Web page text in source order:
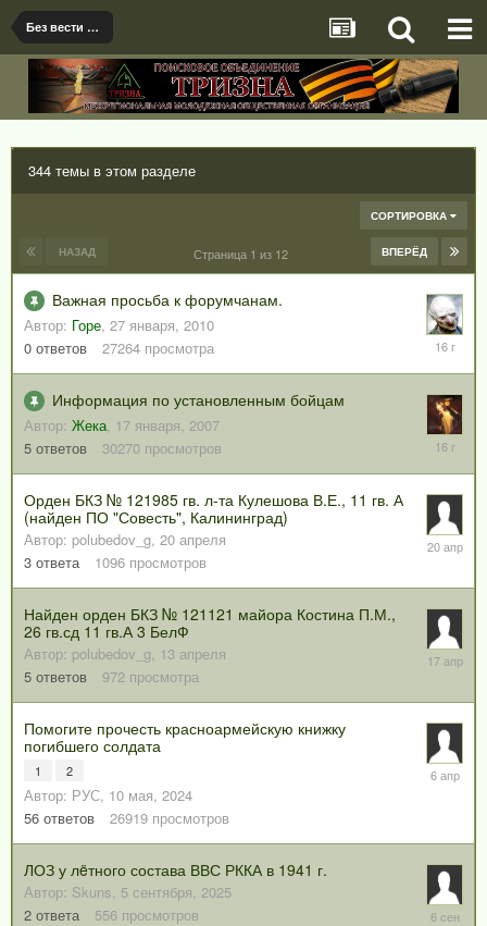
Без вести пропавшие и погибшие солдаты и офицеры Советской армии
344 темы в этом разделе
СОРТИРОВКА
НАЗАД ВПЕРЁД
Страница 1 из 12
Важная просьба к форумчанам.
Автор: Горе, 27 января, 2010
0 ответов 27264 просмотра
27
2010
Информация по установленным бойцам
Автор: Жека, 17 января, 2007
5 ответов 30270 просмотров
2009
Орден БКЗ № 121985 гв. л-та Кулешова В.Е., 11 гв. А
(найден ПО "Совесть", Калининград)
Автор: polubedov_g, 20 апреля
3 ответа 1096 просмотров
20
апреля
Найден орден БКЗ № 121121 майора Костина П.М.,
26 гв.сд 11 гв.А 3 БелФ
Автор: polubedov_g, 13 апреля
5 ответов 972 просмотра
17
апреля
Помогите прочесть красноармейскую книжку
погибшего солдата
1 2
Автор: РУС, 10 мая, 2024
56 ответов 26919 просмотров
6
апреля
ЛОЗ у лëтного состава ВВС РККА в 1941 г.
Автор: Skuns, 5 сентября, 2025
2 ответа 556 просмотров
6